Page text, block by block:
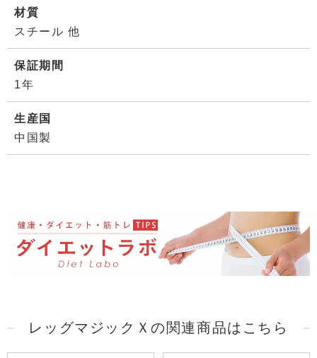
材質
スチール 他
保証期間
1年
生産国
中国製
レッグマジックＸの関連商品はこちら